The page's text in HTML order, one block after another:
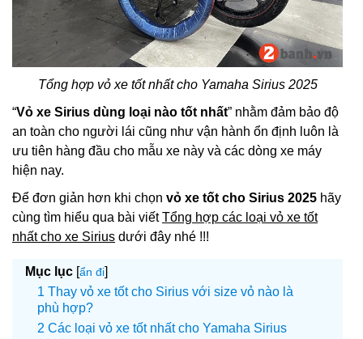
Tổng hợp vỏ xe tốt nhất cho Yamaha Sirius 2025
“Vỏ xe Sirius dùng loại nào tốt nhất” nhằm đảm bảo độ
an toàn cho người lái cũng như vận hành ổn định luôn là
ưu tiên hàng đầu cho mẫu xe này và các dòng xe máy
hiện nay.
Để đơn giản hơn khi chọn vỏ xe tốt cho Sirius 2025 hãy
cùng tìm hiểu qua bài viếtTổng hợp các loại vỏ xe tốt
nhất cho xe Sirius dưới đây nhé !!!
Mục lục [ẩn đi]
Thay vỏ xe tốt cho Sirius với size vỏ nào là
phù hợp?
Các loại vỏ xe tốt nhất cho Yamaha Sirius